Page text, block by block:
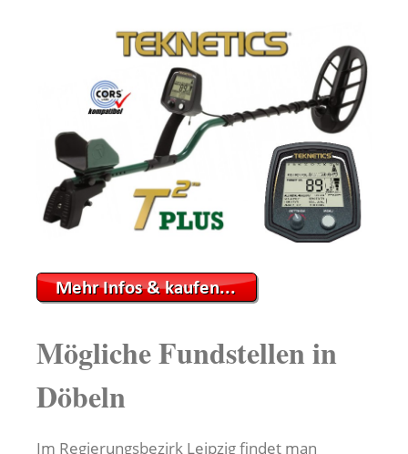
Mögliche Fundstellen in
Döbeln
Im Regierungsbezirk Leipzig findet man